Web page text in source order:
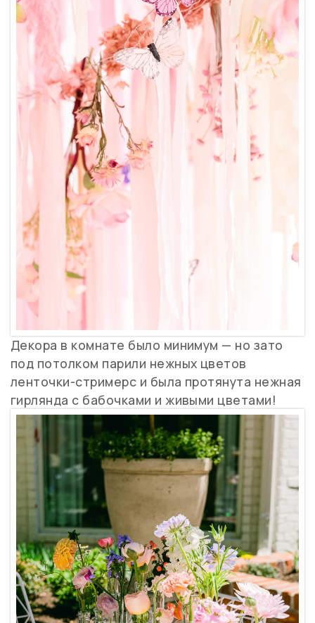
Декора в комнате было минимум — но зато
под потолком парили нежных цветов
ленточки-стримерс и была протянута нежная
гирлянда с бабочками и живыми цветами!